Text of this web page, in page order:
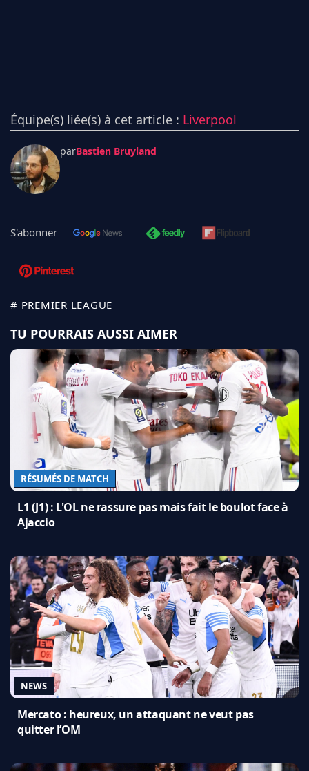
Équipe(s) liée(s) à cet article : Liverpool
parBastien Bruyland
S'abonner
# PREMIER LEAGUE
TU POURRAIS AUSSI AIMER
RÉSUMÉS DE MATCH
L1 (J1) : L'OL ne rassure pas mais fait le boulot face à
Ajaccio
NEWS
Mercato : heureux, un attaquant ne veut pas
quitter l’OM